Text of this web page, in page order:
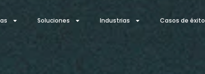
Soluciones Industrias Casos de éxito